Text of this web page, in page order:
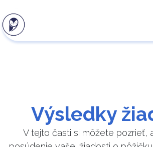
Výsledky
V tejto časti si môžete pozrieť,